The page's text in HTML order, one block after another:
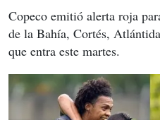
Copeco emitió alerta roja
de la Bahía, Cortés,
que entra este martes.